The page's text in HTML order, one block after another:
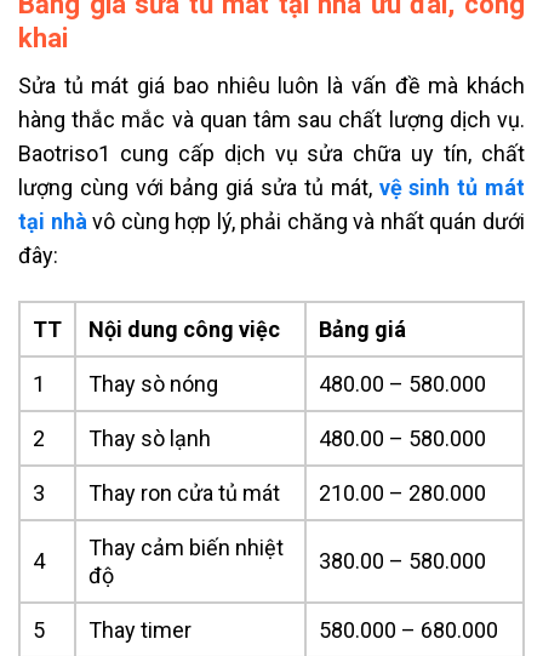
khai
Sửa tủ mát giá bao nhiêu luôn là vấn đề mà khách
hàng thắc mắc và quan tâm sau chất lượng dịch vụ.
Baotriso1 cung cấp dịch vụ sửa chữa uy tín, chất
lượng cùng với bảng giá sửa tủ mát, vệ sinh tủ mát
tại nhà vô cùng hợp lý, phải chăng và nhất quán dưới
đây:
TT Nội dung công việc Bảng giá
1 Thay sò nóng 480.00 – 580.000
2 Thay sò lạnh 480.00 – 580.000
3 Thay ron cửa tủ mát 210.00 – 280.000
4
Thay cảm biến nhiệt
độ
380.00 – 580.000
5 Thay timer 580.000 – 680.000